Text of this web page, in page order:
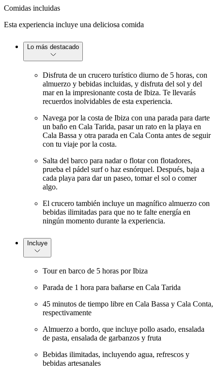
Comidas incluidas
Esta experiencia incluye una deliciosa comida
Lo más destacado
Disfruta de un crucero turístico diurno de 5 horas, con
almuerzo y bebidas incluidas, y disfruta del sol y del
mar en la impresionante costa de Ibiza. Te llevarás
recuerdos inolvidables de esta experiencia.
Navega por la costa de Ibiza con una parada para darte
un baño en Cala Tarida, pasar un rato en la playa en
Cala Bassa y otra parada en Cala Conta antes de seguir
con tu viaje por la costa.
Salta del barco para nadar o flotar con flotadores,
prueba el pádel surf o haz esnórquel. Después, baja a
cada playa para dar un paseo, tomar el sol o comer
algo.
El crucero también incluye un magnífico almuerzo con
bebidas ilimitadas para que no te falte energía en
ningún momento durante la experiencia.
Incluye
Tour en barco de 5 horas por Ibiza
Parada de 1 hora para bañarse en Cala Tarida
45 minutos de tiempo libre en Cala Bassa y Cala Conta,
respectivamente
Almuerzo a bordo, que incluye pollo asado, ensalada
de pasta, ensalada de garbanzos y fruta
Bebidas ilimitadas, incluyendo agua, refrescos y
bebidas artesanales